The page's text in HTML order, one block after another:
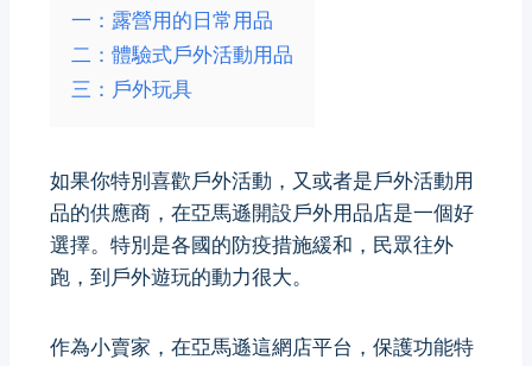
一：露營用的日常用品
二：體驗式戶外活動用品
三：戶外玩具
如果你特別喜歡戶外活動，又或者是戶外活動用
品的供應商，在亞馬遜開設戶外用品店是一個好
選擇。特別是各國的防疫措施緩和，民眾往外
跑，到戶外遊玩的動力很大。
作為小賣家，在亞馬遜這網店平台，保護功能特